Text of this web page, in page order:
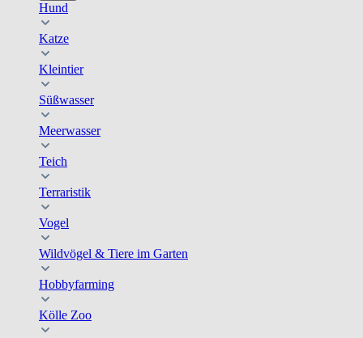
Hund
Katze
Kleintier
Süßwasser
Meerwasser
Teich
Terraristik
Vogel
Wildvögel & Tiere im Garten
Hobbyfarming
Kölle Zoo